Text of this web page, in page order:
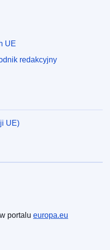
UE
redakcyjny
UE)
portalu europa.eu